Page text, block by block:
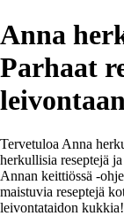
Anna
Parhaat
Tervetuloa Anna
herkullisia reseptejä
Annan keittiössä -
maistuvia reseptejä
leivontataidon kukkia!